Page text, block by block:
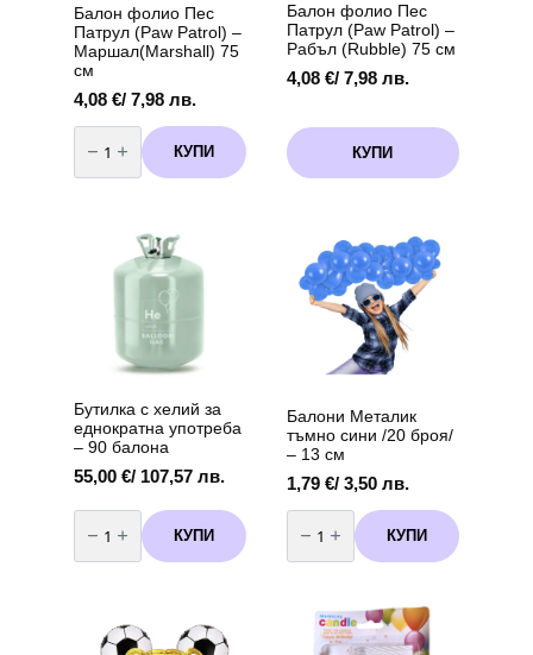
Балон фолио Пес
Патрул (Paw Patrol) –
Маршал(Marshall) 75
см
4,08 €/ 7,98 лв.
количество
за
Балон
фолио
Маршал(Marshall)
КУПИ
Балон фолио Пес
Патрул (Paw Patrol) –
Рабъл (Rubble) 75 см
4,08 €/ 7,98 лв.
КУПИ
Бутилка с хелий за
еднократна употреба
– 90 балона
55,00 €/ 107,57 лв.
количество
за
Бутилка
с
употреба
КУПИ
Балони Металик
тъмно сини /20 броя/
– 13 см
1,79 €/ 3,50 лв.
количество
за
Балони
Металик
броя/
КУПИ